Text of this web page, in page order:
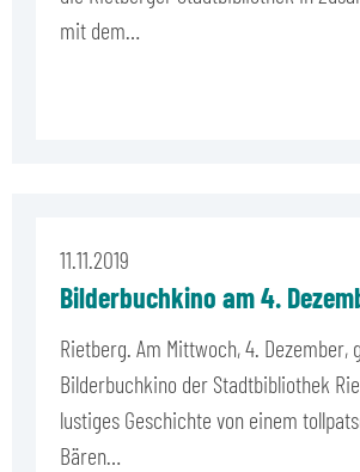
mit dem…
11.11.2019
Bilderbuchkino am 4.
Rietberg. Am Mittwoch, 4. Dezember,
Bilderbuchkino der Stadtbibliothek
lustiges Geschichte von einem
Bären…